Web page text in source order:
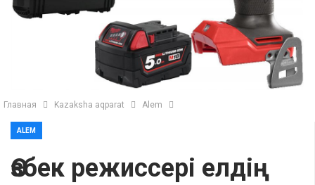
Главная Kazaksha aqparat Alem
ALEM
Өзбек режиссері елдің